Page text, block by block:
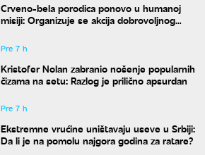
Crveno-bela porodica ponovo u humanoj
misiji: Organizuje se akcija dobrovoljnog
Pre 7 h
Kristofer Nolan zabranio nošenje popularnih
čizama na setu: Razlog je prilično apsurdan
Pre 7 h
Ekstremne vrućine uništavaju useve u Srbiji:
Da li je na pomolu najgora godina za ratare?